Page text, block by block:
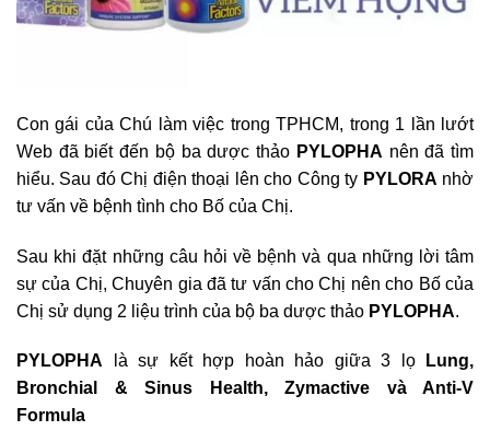
Con gái của Chú làm việc trong TPHCM, trong 1 lần lướt
Web đã biết đến bộ ba dược thảo PYLOPHA nên đã tìm
hiểu. Sau đó Chị điện thoại lên cho Công ty PYLORA nhờ
tư vấn về bệnh tình cho Bố của Chị.
Sau khi đặt những câu hỏi về bệnh và qua những lời tâm
sự của Chị, Chuyên gia đã tư vấn cho Chị nên cho Bố của
Chị sử dụng 2 liệu trình của bộ ba dược thảo PYLOPHA.
PYLOPHA là sự kết hợp hoàn hảo giữa 3 lọ
Lung,
Bronchial & Sinus Health, Zymactive và Anti-V
Formula